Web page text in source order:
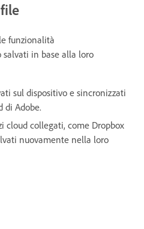
funzionalità
in base alla loro
sul dispositivo e sincronizzati
di Adobe.
cloud collegati, come Dropbox
nuovamente nella loro